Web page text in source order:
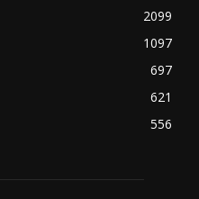
2099
1097
697
621
556